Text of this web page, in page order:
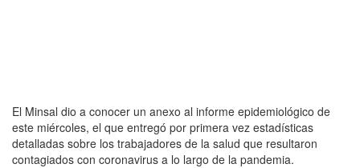
El Minsal dio a conocer un anexo al informe epidemiológico de
este miércoles, el que entregó por primera vez estadísticas
detalladas sobre los trabajadores de la salud que resultaron
contagiados con coronavirus a lo largo de la pandemia.